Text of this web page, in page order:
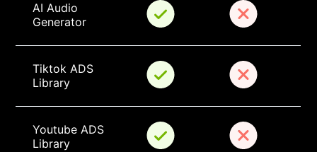
AI Audio
Generator
Tiktok ADS
Library
Youtube ADS
Library